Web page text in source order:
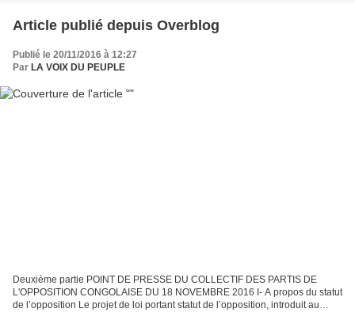
Article publié depuis Overblog
Publié le 20/11/2016 à 12:27
Par LA VOIX DU PEUPLE
Deuxième partie POINT DE PRESSE DU COLLECTIF DES PARTIS DE
L'OPPOSITION CONGOLAISE DU 18 NOVEMBRE 2016 I- A propos du statut
de l’opposition Le projet de loi portant statut de l’opposition, introduit au